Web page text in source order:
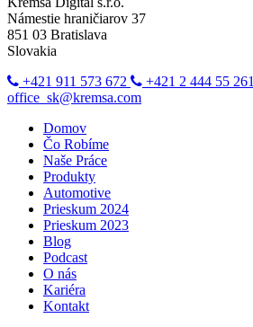
Námestie hraničiarov 37
851 03 Bratislava
Slovakia
+421 911 573 672
+421 2 444 55 261
office_sk@kremsa.com
Domov
Čo Robíme
Naše Práce
Produkty
Automotive
Prieskum 2024
Prieskum 2023
Blog
Podcast
O nás
Kariéra
Kontakt